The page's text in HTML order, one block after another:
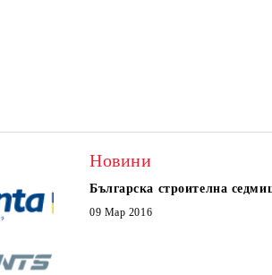
Новини
Българска строителна
09 Мар 2016